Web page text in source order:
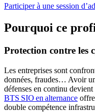
Participer à une session
Pourquoi ce
Protection contre les
Les entreprises sont
données, fraudes… Avoir
défenses en continu
BTS SIO en alternance
double compétence